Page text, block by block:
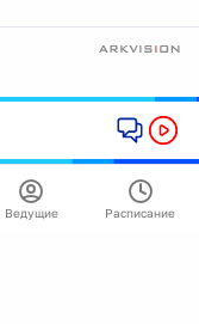
Ведущие Расписание